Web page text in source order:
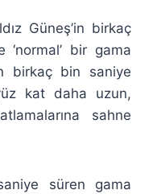
Güneş’in birkaç
‘normal’ bir gama
birkaç bin saniye
kat daha uzun,
sahne
süren gama